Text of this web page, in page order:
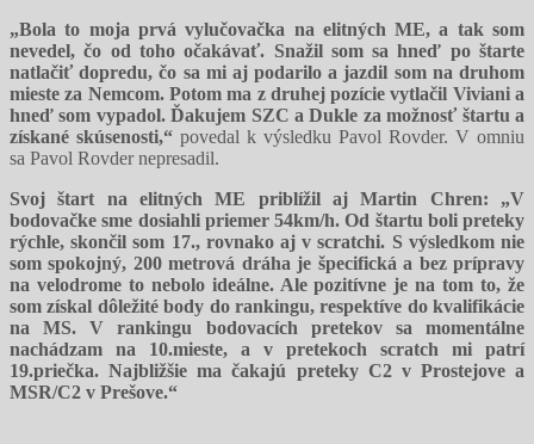
„Bola to moja prvá vylučovačka na elitných ME, a tak som
nevedel, čo od toho očakávať. Snažil som sa hneď po štarte
natlačiť dopredu, čo sa mi aj podarilo a jazdil som na druhom
mieste za Nemcom. Potom ma z druhej pozície vytlačil Viviani a
hneď som vypadol. Ďakujem SZC a Dukle za možnosť štartu a
získané skúsenosti,“ povedal k výsledku Pavol Rovder. V omniu
sa Pavol Rovder nepresadil.
Svoj štart na elitných ME priblížil aj Martin Chren: „V
bodovačke sme dosiahli priemer 54km/h. Od štartu boli preteky
rýchle, skončil som 17., rovnako aj v scratchi. S výsledkom nie
som spokojný, 200 metrová dráha je špecifická a bez prípravy
na velodrome to nebolo ideálne. Ale pozitívne je na tom to, že
som získal dôležité body do rankingu, respektíve do kvalifikácie
na MS. V rankingu bodovacích pretekov sa momentálne
nachádzam na 10.mieste, a v pretekoch scratch mi patrí
19.priečka. Najbližšie ma čakajú preteky C2 v Prostejove a
MSR/C2 v Prešove.“